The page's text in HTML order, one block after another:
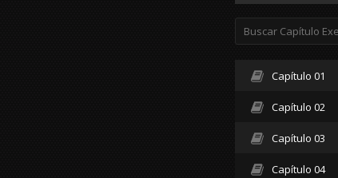
Capítulo 01
Capítulo 02
Capítulo 03
Capítulo 04